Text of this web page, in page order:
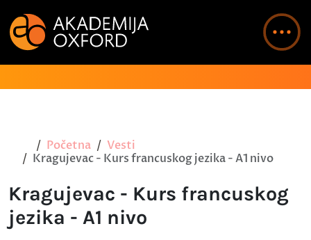
Početna
Vesti
Kragujevac - Kurs francuskog jezika - A1 nivo
Kragujevac - Kurs francuskog
jezika - A1 nivo